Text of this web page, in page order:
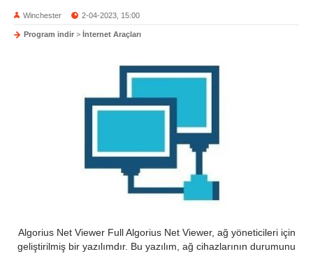
Winchester 2-04-2023, 15:00
Program indir > İnternet Araçları
Algorius Net Viewer Full Algorius Net Viewer, ağ yöneticileri için
geliştirilmiş bir yazılımdır. Bu yazılım, ağ cihazlarının durumunu